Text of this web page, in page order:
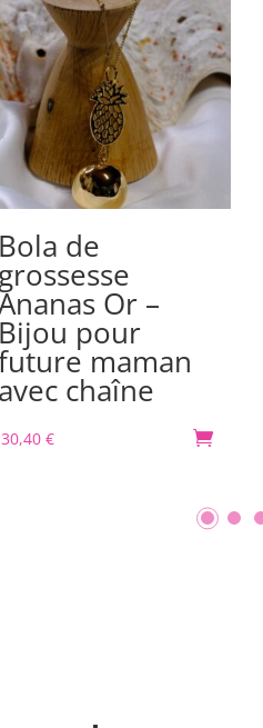
Bola de
grossesse
Or –
Bijou pour
maman
avec chaîne
30,40 € 